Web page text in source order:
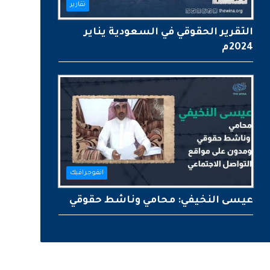
تقارير
التقرير الحقوقي في السعودية يناير
2024م
انفوجرافيك
عيسى النخيفي: محامي وناشط حقوقي